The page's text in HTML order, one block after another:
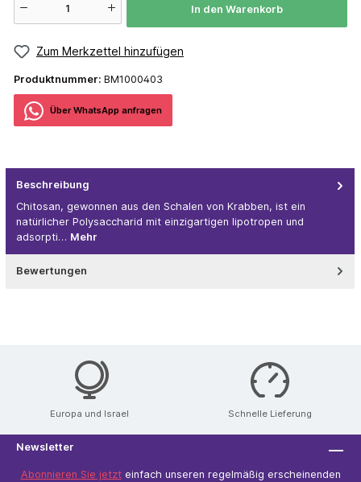
In den Warenkorb
Zum Merkzettel hinzufügen
Produktnummer: BM1000403
Über WhatѕApp anfragеn
Beschreibung
Chitosan, gewonnen aus den Schalen von Krabben, ist ein
natürlicher Polysaccharid mit einzigartigen lipotropen und
adsorpti… Mehr
Bewertungen
Europa und Israel Schnelle Lieferung
Newsletter
Abonnieren Sie jetzteinfach unseren regelmäßig erscheinenden